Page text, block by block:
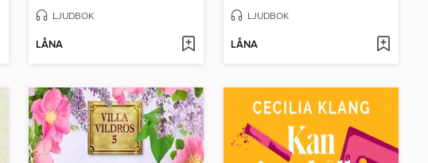
LJUDBOK
LÅNA
LJUDBOK
LÅNA